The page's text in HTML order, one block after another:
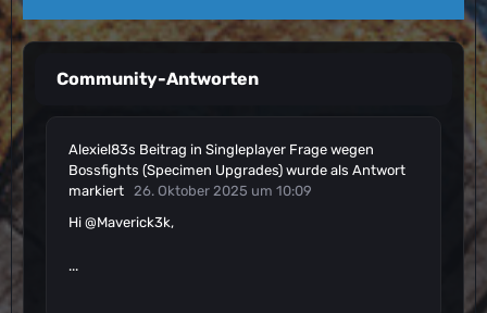
Community-Antworten
Alexiel83s Beitrag in Singleplayer Frage wegen
Bossfights (Specimen Upgrades) wurde als Antwort
markiert
26. Oktober 2025 um 10:09
Hi @Maverick3k,
...